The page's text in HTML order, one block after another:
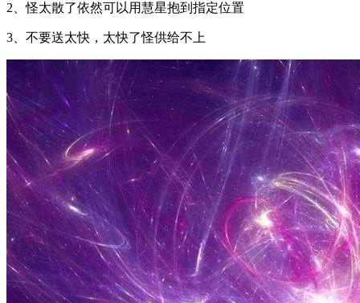
2、怪太散了依然可以用慧星抱到指定位置
3、不要送太快，太快了怪供给不上